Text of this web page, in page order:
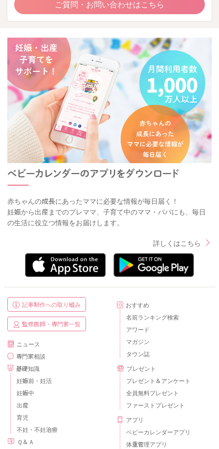
ご質問・お問い合わせはこちら
赤ちゃんの成長にあったママに必要な情報が毎日届く！
妊娠から出産までのプレママ、子育て中のママ・パパにも、毎日
の生活に役立つ情報をお届けします。
詳しくはこちら
記事制作への取り組み
監修医師・専門家一覧
ニュース
専門家相談
基礎知識
妊娠前・妊活
妊娠中
出産
育児
不妊・不妊治療
Ｑ＆Ａ
おすすめ
名前ランキング検索
アワード
マガジン
タウン誌
プレゼント
プレゼント＆アンケート
全員無料プレゼント
ファーストプレゼント
アプリ
ベビーカレンダーアプリ
体重管理アプリ